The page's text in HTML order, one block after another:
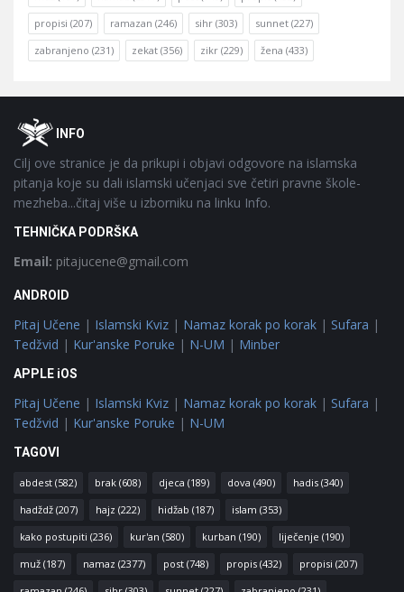
propisi (207) ramazan (246) sihr (303) sunnet (227)
zabranjeno (231) zekat (356) zikr (229) žena (433)
FooterOINFO
Cilj ove stranice je da prikupi i objavi odgovore na islamska
pitanja koje su dali islamski učenjaci sve četiri pravne škole-
mezheba...čitaj više u izborniku na linku Info.
TEHNIČKA PODRŠKA
Email: pitajucene@gmail.com
ANDROID
Pitaj Učene | Islamski Kviz | Namaz korak po korak | Sufara |
Tedžvid | Kur'anske Poruke | N-UM | Minber
APPLE iOS
Pitaj Učene | Islamski Kviz | Namaz korak po korak | Sufara |
Tedžvid | Kur'anske Poruke | N-UM
TAGOVI
abdest (582) brak (608) djeca (189) dova (490) hadis (340)
hadždž (207) hajz (222) hidžab (187) islam (353)
kako postupiti (236) kur'an (580) kurban (190) liječenje (190)
muž (187) namaz (2377) post (748) propis (432) propisi (207)